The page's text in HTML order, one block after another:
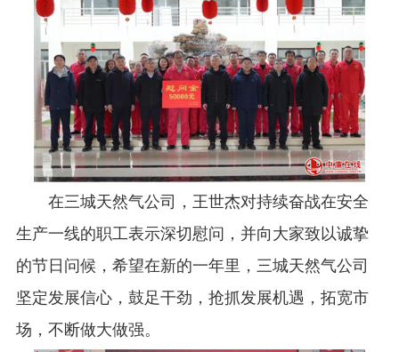
在三城天然气公司，王世杰对持续奋战在安全
生产一线的职工表示深切慰问，并向大家致以诚挚
的节日问候，希望在新的一年里，三城天然气公司
坚定发展信心，鼓足干劲，抢抓发展机遇，拓宽市
场，不断做大做强。